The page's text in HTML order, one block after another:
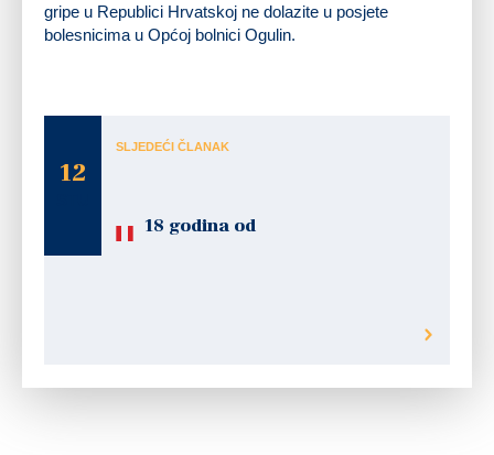
gripe u Republici Hrvatskoj ne dolazite u posjete
bolesnicima u Općoj bolnici Ogulin.
12
SLJEDEĆI ČLANAK
18 godina od